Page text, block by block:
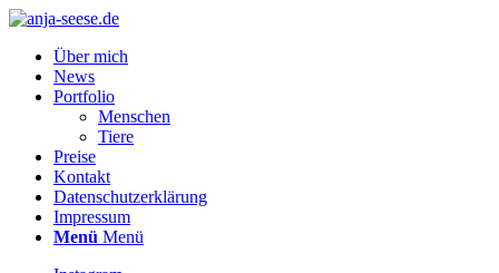
Über mich
News
Portfolio
Menschen
Tiere
Preise
Kontakt
Datenschutzerklärung
Impressum
Menü Menü